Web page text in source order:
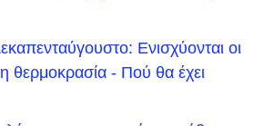
Ενισχύονται οι
θερμοκρασία - Πού θα έχει